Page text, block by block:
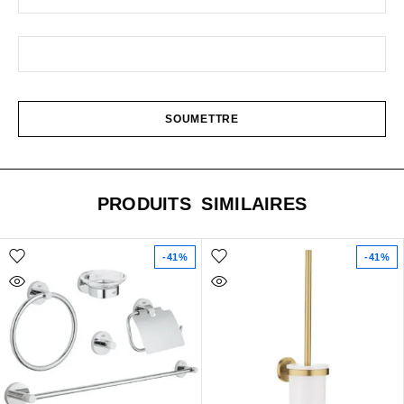
PRODUITS SIMILAIRES
-41% -41%